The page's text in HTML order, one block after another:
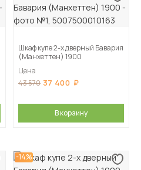
Шкаф купе 2-х дверный Бавария
(Манхеттен) 1900
Цена
43 570 37 400
В корзину
-14%